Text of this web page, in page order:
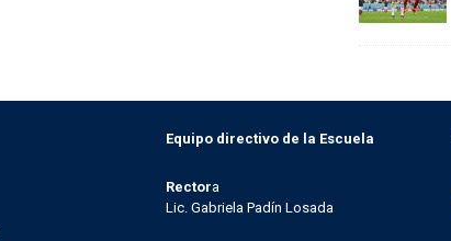
Equipo directivo de la Escuela
Rectora
Lic. Gabriela Padín Losada